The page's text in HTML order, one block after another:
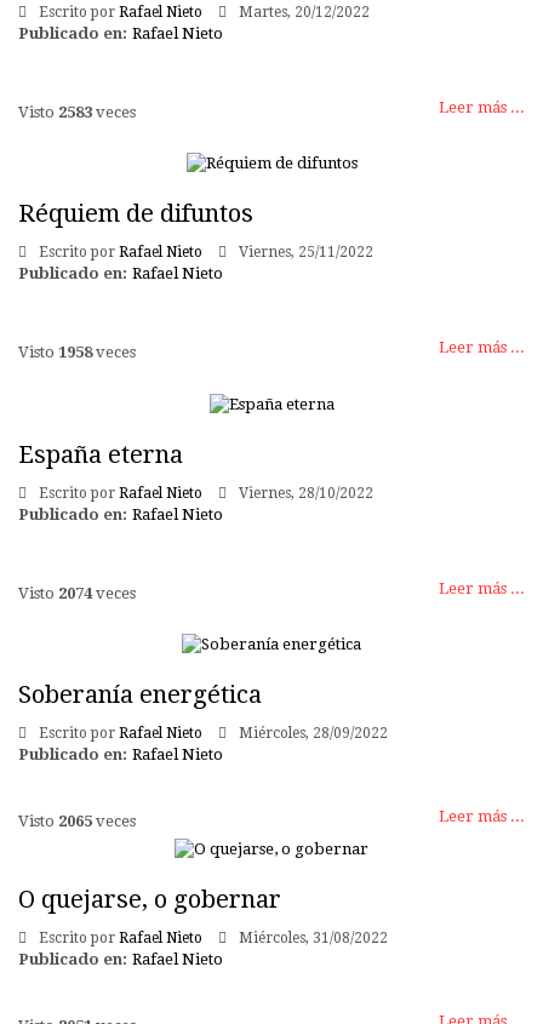
Escrito por Rafael Nieto Martes, 20/12/2022
Publicado en: Rafael Nieto
Leer más ...
Visto 2583 veces
Réquiem de difuntos
Escrito por Rafael Nieto Viernes, 25/11/2022
Publicado en: Rafael Nieto
Leer más ...
Visto 1958veces
España eterna
Escrito por Rafael Nieto Viernes, 28/10/2022
Publicado en: Rafael Nieto
Leer más ...
Visto 2074veces
Soberanía energética
Escrito por Rafael Nieto Miércoles, 28/09/2022
Publicado en: Rafael Nieto
Leer más ...
Visto 2065 veces
O quejarse, o gobernar
Escrito por Rafael Nieto Miércoles, 31/08/2022
Publicado en: Rafael Nieto